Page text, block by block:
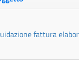
fattura